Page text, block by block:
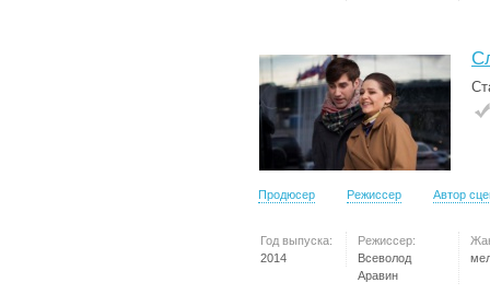
Продюсер Режиссер Автор
Год выпуска:
2014
Режиссер:
Всеволод
Аравин